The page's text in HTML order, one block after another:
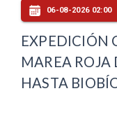
06-08-2026 02:00
EXPEDICIÓN
MAREA ROJA
HASTA